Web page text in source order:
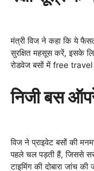
मंत्री विज ने कहा कि ये
सुरक्षित महसूस करें, इसके
रोडवेज बसों में free travel
निजी बस
विज ने प्राइवेट बसों की
पहले चल पड़ती हैं, जिससे
टाइमिंग की दोबारा जांच